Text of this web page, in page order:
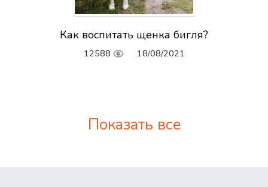
Как воспитать щенка бигля?
12588 18/08/2021
Показать все